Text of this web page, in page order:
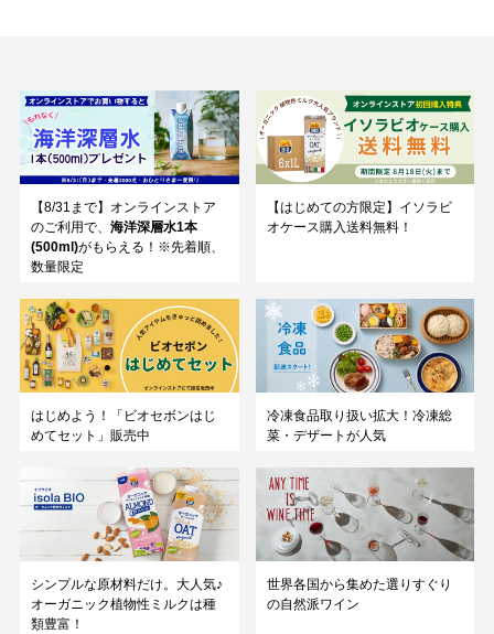
【8/31まで】オンラインストア
のご利用で、 海洋深層水1本
(500ml)がもらえる！※先着順、
数量限定
【はじめての方限定】イソラビ
オケース購入送料無料！
はじめよう！「ビオセボンはじ
めてセット」販売中
冷凍食品取り扱い拡大！冷凍総
菜・デザートが人気
シンプルな原材料だけ。大人気♪
オーガニック植物性ミルクは種
類豊富！
世界各国から集めた選りすぐり
の自然派ワイン